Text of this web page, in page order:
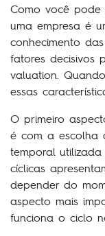
Como você
uma empresa é
conhecimento
fatores decisivos
valuation.
essas
O primeiro
é com a escolha
temporal
cíclicas
depender do
aspecto mais
funciona o ciclo